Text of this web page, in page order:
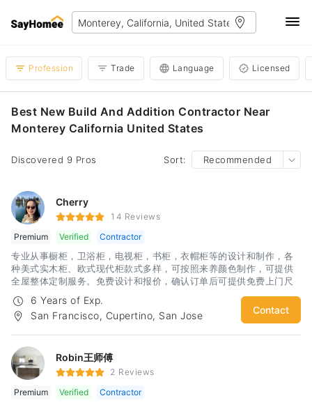
Profession Trade Language Licensed
Best New Build And Addition Contractor Near
Monterey California United States
Discovered 9 Pros Sort: Recommended
Cherry
14 Reviews
Premium
Verified Contractor
专业从事橱柜，卫浴柜，电视柜，书柜，衣帽柜等的设计和制作，各
种美式实木柜、欧式现代柜款式多样，可按照来养颜色制作，可提供
全屋整体定制服务。免费设计和报价，确认订单后可提供免费上门尺
6 Years of Exp.
San Francisco, Cupertino, San Jose
Contact
Robin王师傅
2 Reviews
Premium
Verified Contractor